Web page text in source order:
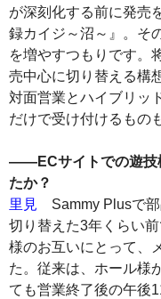
が深刻化する前に発売
録カイジ～沼～』。そ
を増やすつもりです。
売中心に切り替える構
対面営業とハイブリッ
だけで受け付けるもの
――ECサイトでの遊技
たか？
里見 Sammy Plusで部
切り替えた3年くらい
様のお互いにとって、
た。従来は、ホール様
ても営業終了後の午後